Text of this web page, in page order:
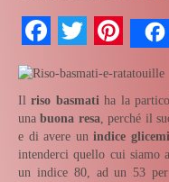
Facebook
Twitter
Ilriso basmati ha la
unabuona resa , perché il
e di avere un indice
intenderci quello cui siamo
un indice 80, ad un 53